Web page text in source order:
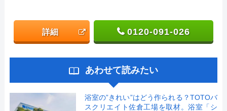
詳細 0120-091-026
あわせて読みたい
浴室の”きれい”はどう作られる？TOTOバ
スクリエイト佐倉工場を取材。浴室「シ